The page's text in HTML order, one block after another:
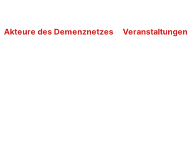
Akteure des Demenznetzes Veranstaltungen